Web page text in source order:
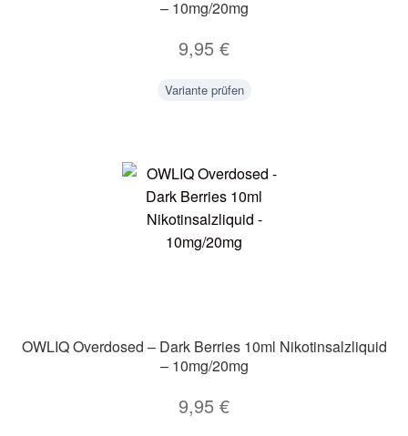
– 10mg/20mg
9,95 €
Variante prüfen
OWLIQ Overdosed – Dark Berries 10ml Nikotinsalzliquid
– 10mg/20mg
9,95 €